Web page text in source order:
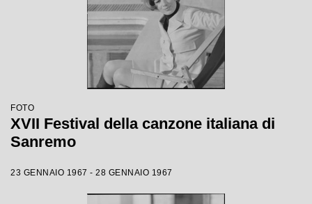
FOTO
XVII Festival della canzone italiana di
Sanremo
23 GENNAIO 1967 - 28 GENNAIO 1967